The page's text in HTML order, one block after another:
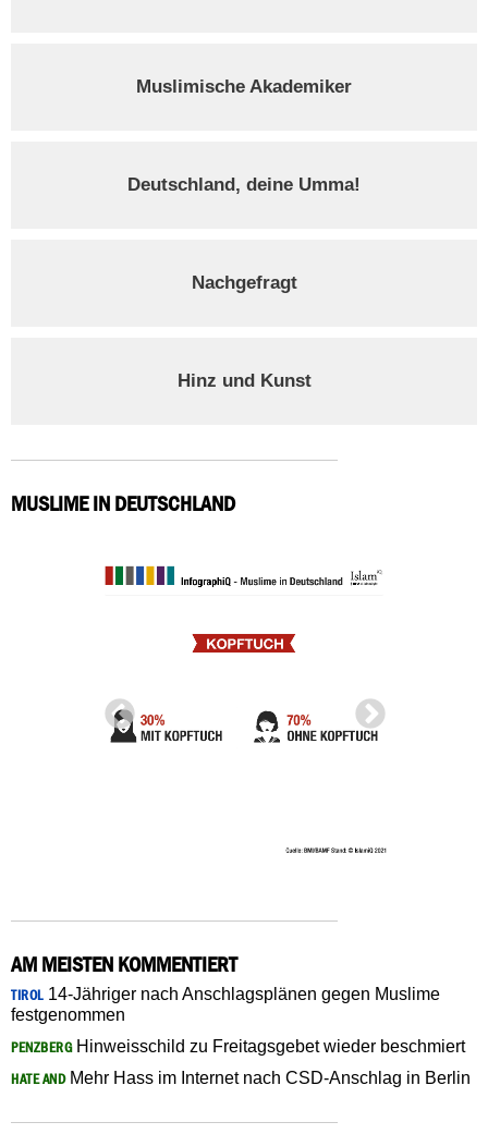
Muslimische Akademiker
Deutschland, deine Umma!
Nachgefragt
Hinz und Kunst
MUSLIME IN DEUTSCHLAND
AM MEISTEN KOMMENTIERT
TIROL14-Jähriger nach Anschlagsplänen gegen Muslime
festgenommen
PENZBERGHinweisschild zu Freitagsgebet wieder beschmiert
HATE ANDMehr Hass im Internet nach CSD-Anschlag in Berlin